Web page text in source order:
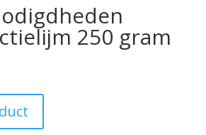
250 gram